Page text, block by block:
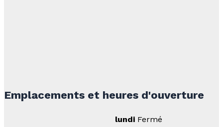
Emplacements et heures d'ouverture
lundi Fermé